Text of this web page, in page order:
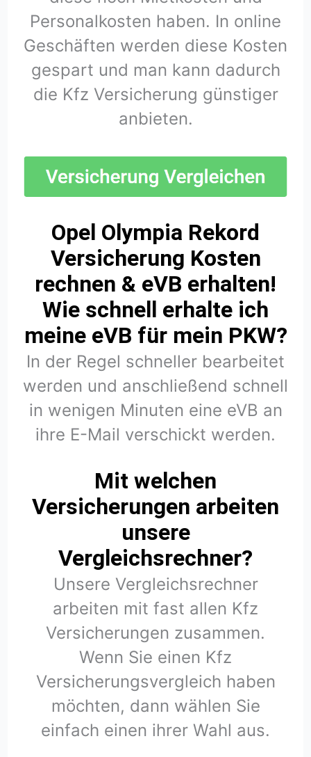
Personalkosten haben. In online
Geschäften werden diese Kosten
gespart und man kann dadurch
die Kfz Versicherung günstiger
anbieten.
Opel Olympia Rekord
Versicherung Kosten
rechnen & eVB erhalten!
Wie schnell erhalte ich
meine eVB für mein PKW?
In der Regel schneller bearbeitet
werden und anschließend schnell
in wenigen Minuten eine eVB an
ihre E-Mail verschickt werden.
Mit welchen
Versicherungen arbeiten
unsere
Vergleichsrechner?
Unsere Vergleichsrechner
arbeiten mit fast allen Kfz
Versicherungen zusammen.
Wenn Sie einen Kfz
Versicherungsvergleich haben
möchten, dann wählen Sie
einfach einen ihrer Wahl aus.